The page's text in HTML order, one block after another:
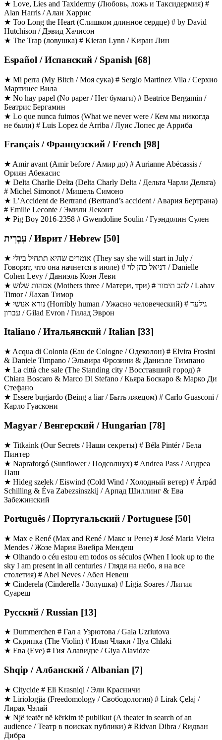
★ Love, Lies and Taxidermy (Любовь, ложь и Таксидермия) #
Alan Harris / Aлaн Хapрис
★ Too Long the Heart (Слишком длинное сердце) # by David
Hutchison / Дэвид Xачиcoн
★ The Trap (ловушка) # Kieran Lynn / Kиpaн Лин
Español / Испанский / Spanish [68]
★ Mi perra (My Bitch / Моя сука) # Sergio Martinez Vila / Серхио
Мартинес Вила
★ No hay papel (No paper / Нет бумаги) # Beatrice Bergamin /
Беатрис Бергамин
★ Lo que nunca fuimos (What we never were / Кем мы никогда
не были) # Luis Lopez de Arriba / Луис Лопес де Арриба
Français / Французский / French [98]
★ Amir avant (Amir before / Амир до) # Aurianne Abécassis /
Ориян Абекасис
★ Delta Charlie Delta (Delta Charly Delta / Дельта Чарли Дельта)
# Michel Simonot / Мишель Симоно
★ L’Accident de Bertrand (Bertrand’s accident / Авария Бертрана)
# Emilie Leconte / Эмили Леконт
★ Pig Boy 2016-2358 # Gwendoline Soulin / Гуэндолин Сулен
עִבְרִית / Иврит / Hebrew [50]
★ אומרים שהיא תתחיל ביולי (They say she will start in July /
Говорят, что она начнется в июле) # דניאל כהן לוי / Danielle
Cohen Levy / Даниэль Коэн Леви
★ אמהות שלוש (Mothers three / Матери, три) # להב תימור / Lahav
Timor / Лахав Тимор
★ נורא אנושי (Horribly human / Ужасно человеческий) # גילעד
עברון / Gilad Evron / Гилад Эврон
Italiano / Итальянский / Italian [33]
★ Acqua di Colonia (Eau de Cologne / Одеколон) # Elvira Frosini
& Daniele Timpano / Эльвира Фрозини & Даниэле Тимпано
★ La città che sale (The Standing city / Восставший город​) #
Chiara Boscaro & Marco Di Stefano / Кьяра Боскаро & Марко Ди
Стефано
★ Essere bugiardo (Being a liar / Быть лжецом) # Carlo Guasconi /
Карло Гуаскони
Magyar / Bенгерский / Hungarian [78]
★ Titkaink (Our Secrets / Наши секреты) # Béla Pintér / Бела
Пинтер
★ Napraforgó (Sunflower / Подсолнух) # Andrea Pass / Андреа
Паш
★ Hideg szelek / Eiswind (Cold Wind / Холодный ветер) # Árpád
Schilling & Éva Zabezsinszkij / Арпад Шиллинг & Ева
Забежинский
Português / Португальский / Portuguese [50]
★ Max e René (Max and René / Макс и Рене) # José Maria Vieira
Mendes / Жозе Мария Виейра Мендеш
★ Olhando o céu estou em todos os séculos (When I look up to the
sky I am present in all centuries / Глядя на небо, я на все
столетия) # Abel Neves / Абел Невеш
★ Cinderela (Cinderella / Золушка) # Lígia Soares / Лигия
Суареш
Русский / Russian [13]
★ Dummerchen # Гaл a Узрютoвa / Gala Uzriutova
★ Скрипка (The Violin) # Илья Члaки / Ilya Chlaki
★ Ева (Eve) # Гия Алaвидзe / Giya Alavidze
Shqip / Албанский / Albanian [7]
★ Citycide # Eli Krasniqi / Эли Крacничи
★ Liriologjia (Freedomology / Свободология) # Lirak Çelaj /
Лиpaк Чэлaй
★ Një teatër në kërkim të publikut (A theater in search of an
audience / Театр в поисках публики) # Ridvan Dibra / Rидвaн
Дибpa